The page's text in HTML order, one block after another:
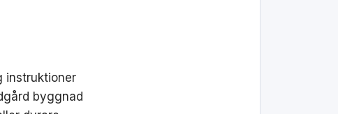
instruktioner
byggnad